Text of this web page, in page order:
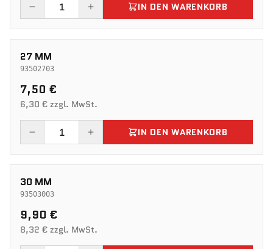
IN DEN WARENKORB
27 MM
93502703
7,50 €
6,30 € zzgl. MwSt.
IN DEN WARENKORB
30 MM
93503003
9,90 €
8,32 € zzgl. MwSt.